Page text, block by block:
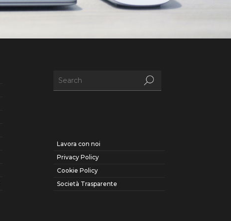
Lavora con noi
Privacy Policy
Cookie Policy
Società Trasparente